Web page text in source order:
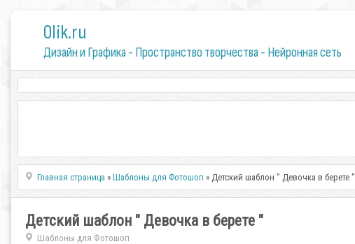
0lik.ru
Дизайн и Графика - Пространство творчества - Нейронная сеть
Главная страница »Шаблоны для Фотошоп » Детский шаблон " Девочка в берете "
Детский шаблон " Девочка в берете "
Шаблоны для Фотошоп